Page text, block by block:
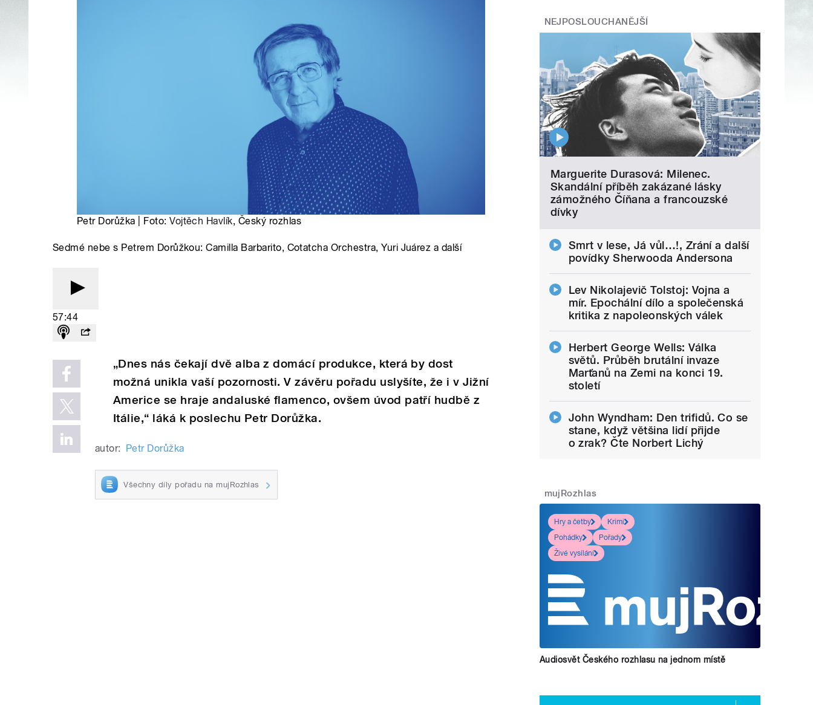
Petr Dorůžka | Foto:Vojtěch Havlík, Český rozhlas
Sedmé nebe s Petrem Dorůžkou: Camilla Barbarito, Cotatcha Orchestra, Yuri Juárez a další
57:44
„Dnes nás čekají dvě alba z domácí produkce, která by dost
možná unikla vaší pozornosti. V závěru pořadu uslyšíte, že i v Jižní
Americe se hraje andaluské flamenco, ovšem úvod patří hudbě z
Itálie,“ láká k poslechu Petr Dorůžka.
autor: Petr Dorůžka
Všechny díly pořadu na mujRozhlas
NEJPOSLOUCHANĚJŠÍ
Marguerite Durasová: Milenec.
Skandální příběh zakázané lásky
zámožného Číňana a francouzské
dívky
Smrt v lese, Já vůl…!, Zrání a další
povídky Sherwooda Andersona
Lev Nikolajevič Tolstoj: Vojna a
mír. Epochální dílo a společenská
kritika z napoleonských válek
Herbert George Wells: Válka
světů. Průběh brutální invaze
Marťanů na Zemi na konci 19.
století
John Wyndham: Den trifidů. Co se
stane, když většina lidí přijde
o zrak? Čte Norbert Lichý
mujRozhlas
Hry a četby
Krimi
Pohádky
Pořady
Živé vysílání
Audiosvět Českého rozhlasu na jednom místě